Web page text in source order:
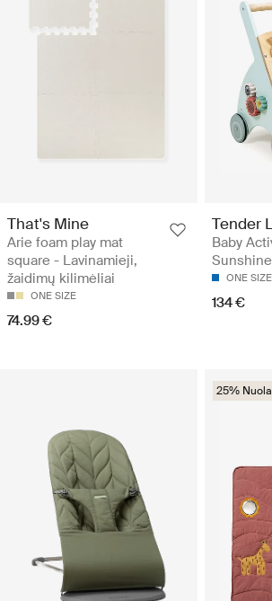
That's Mine
Arie foam play mat
square - Lavinamieji,
žaidimų kilimėliai
ONE SIZE
74.99 €
Tender
Baby
ONE SIZE
134 €
25%